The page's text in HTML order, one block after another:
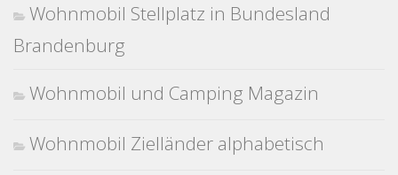
Wohnmobil Stellplatz in Bundesland
Brandenburg
Wohnmobil und Camping Magazin
Wohnmobil Zielländer alphabetisch